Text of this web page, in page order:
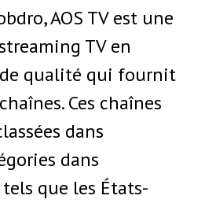
AOS TV est une
TV en
qualité qui fournit
Ces chaînes
dans
dans
que les États-